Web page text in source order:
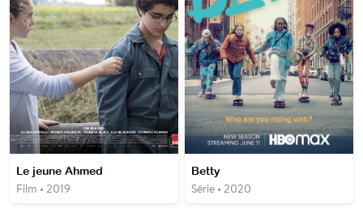
Le jeune Ahmed
Film • 2019
Betty
Série • 2020